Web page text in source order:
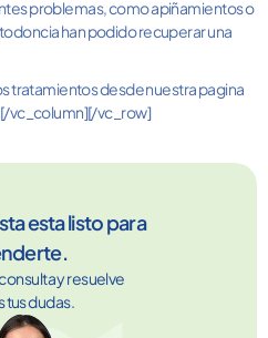
problemas, como apiñamientos o
han podido recuperar una
tratamientos desde nuestra pagina
vc_column][/vc_row]
esta listo para
y resuelve
tus dudas.